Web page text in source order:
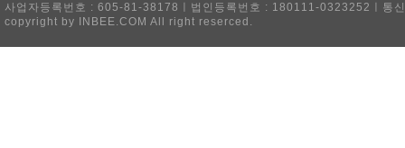
사업자등록번호 : 605-81-38178ㅣ법인등록번호 : 180111-0323252ㅣ통
copyright by INBEE.COM All right reserced.